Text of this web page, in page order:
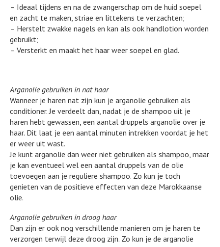
– Ideaal tijdens en na de zwangerschap om de huid soepel
en zacht te maken, striae en littekens te verzachten;
– Herstelt zwakke nagels en kan als ook handlotion worden
gebruikt;
– Versterkt en maakt het haar weer soepel en glad.
Arganolie gebruiken in nat haar
Wanneer je haren nat zijn kun je arganolie gebruiken als
conditioner. Je verdeelt dan, nadat je de shampoo uit je
haren hebt gewassen, een aantal druppels arganolie over je
haar. Dit laat je een aantal minuten intrekken voordat je het
er weer uit wast.
Je kunt arganolie dan weer niet gebruiken als shampoo, maar
je kan eventueel wel een aantal druppels van de olie
toevoegen aan je reguliere shampoo. Zo kun je toch
genieten van de positieve effecten van deze Marokkaanse
olie.
Arganolie gebruiken in droog haar
Dan zijn er ook nog verschillende manieren om je haren te
verzorgen terwijl deze droog zijn. Zo kun je de arganolie